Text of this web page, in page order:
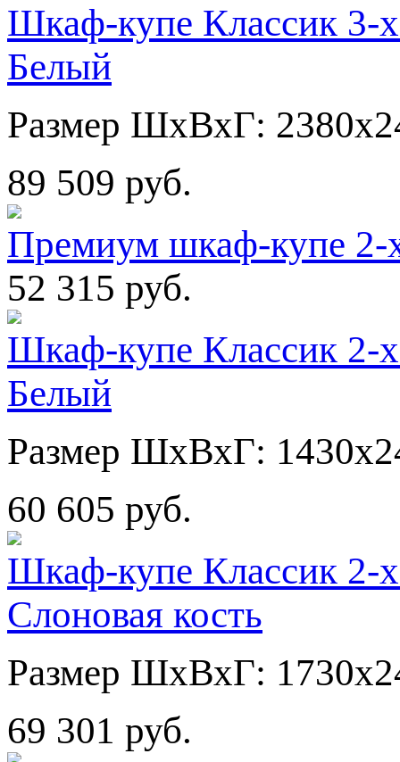
Шкаф-купе Классик 3-
Белый
Размер ШхВхГ:
89 509 руб.
Премиум шкаф-купе
52 315 руб.
Шкаф-купе Классик 2-
Белый
Размер ШхВхГ:
60 605 руб.
Шкаф-купе Классик 2-
Слоновая кость
Размер ШхВхГ:
69 301 руб.